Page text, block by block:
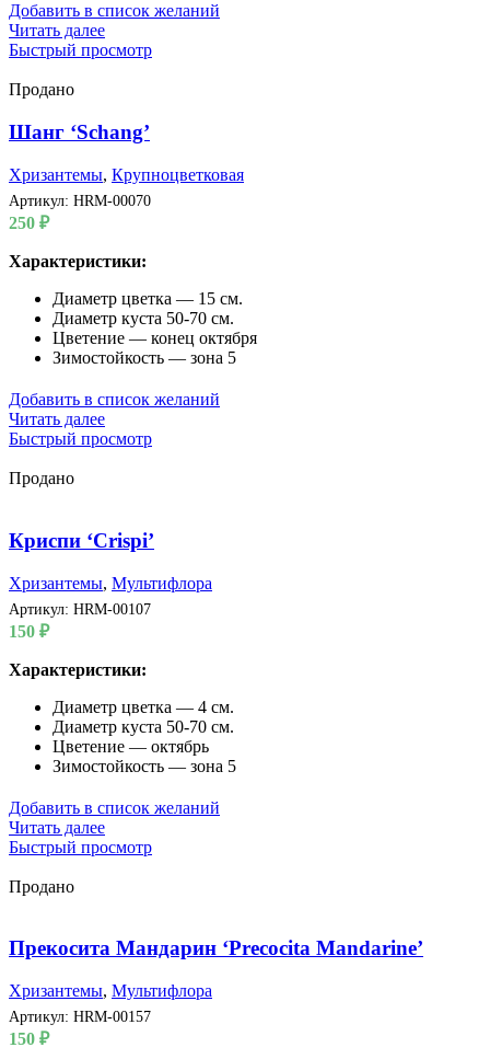
Добавить в список желаний
Читать далее
Быстрый просмотр
Продано
Шанг ‘Schang’
Хризантемы, Крупноцветковая
Артикул: HRM-00070
250 ₽
Характеристики:
Диаметр цветка — 15 см.
Диаметр куста 50-70 см.
Цветение — конец октября
Зимостойкость — зона 5
Добавить в список желаний
Читать далее
Быстрый просмотр
Продано
Криспи ‘Crispi’
Хризантемы, Мультифлора
Артикул: HRM-00107
150 ₽
Характеристики:
Диаметр цветка — 4 см.
Диаметр куста 50-70 см.
Цветение — октябрь
Зимостойкость — зона 5
Добавить в список желаний
Читать далее
Быстрый просмотр
Продано
Прекосита Мандарин ‘Precocita Mandarine’
Хризантемы, Мультифлора
Артикул: HRM-00157
150 ₽